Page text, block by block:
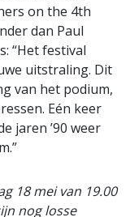
on the 4th
dan Paul
“Het festival
uitstraling. Dit
van het podium,
Eén keer
jaren ’90 weer
18 mei van 19.00
nog losse